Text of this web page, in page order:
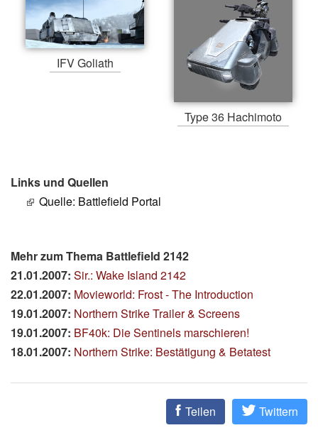
IFV Goliath
Type 36 Hachimoto
Links und Quellen
Quelle: Battlefield Portal
Mehr zum Thema Battlefield 2142
21.01.2007: Sir.: Wake Island 2142
22.01.2007: Movieworld: Frost - The Introduction
19.01.2007: Northern Strike Trailer & Screens
19.01.2007: BF40k: Die Sentinels marschieren!
18.01.2007: Northern Strike: Bestätigung & Betatest
Teilen Twittern